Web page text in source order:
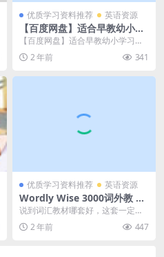
优质学习资料推荐 英语资源
【百度网盘】适合早教幼小学
习的142个英文儿歌MP4视频
【百度网盘】适合早教幼小学习的1
42个英文儿歌MP4视频下载，学英
语儿歌视频，孩...
2 年前 341
优质学习资料推荐 英语资源
Wordly Wise 3000词外教 视
频课 百度网盘下载！华人圈流
行的顶级英语词汇教材来了
说到词汇教材哪套好，这套一定不
能缺席！ 它就是《Wordly Wise 30
00...2 年前 447